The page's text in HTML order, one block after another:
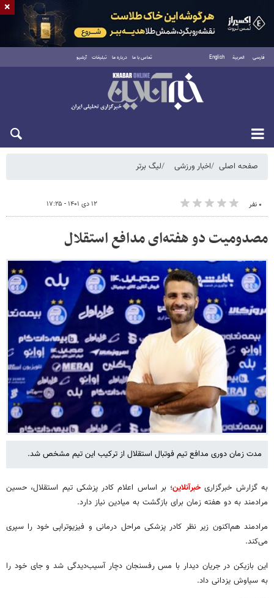
فارسی العربية English تماس با ما درباره ما تبلیغات آرشیو
پنجشنبه ۱۵ مرداد ۱۴۰۵
صفحه اصلی اخبار ورزشی لیگ برتر
۰ نفر ۱۲ دی ۱۴۰۱ - ۱۷:۲۵
مصدومیت دو هفته‌ای مدافع استقلال
مدت زمان دوری مدافع تیم فوتبال استقلال از ترکیب این تیم مشخص شد.
به گزارش خبرگزاریخبرآنلاین؛ بر اساس اعلام کادر پزشکی تیم استقلال، حسین
مرادمند به دو هفته زمان برای بازگشت به میادین نیاز دارد.
مرادمند هم‌اکنون زیر نظر کادر پزشکی مراحل درمانی و فیزیوتراپی خود را سپری
می‌کند.
این بازیکن در جریان دیدار با مس رفسنجان دچار آسیب‌دیدگی شد و جای خود را
به سیاوش یزدانی داد.
×